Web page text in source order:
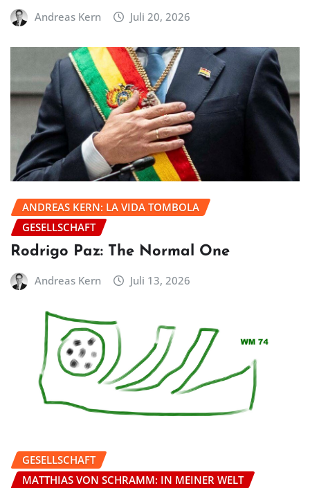
Andreas Kern Juli 20, 2026
ANDREAS KERN: LA VIDA TOMBOLA
GESELLSCHAFT
Rodrigo Paz: The Normal One
Andreas Kern Juli 13, 2026
GESELLSCHAFT
MATTHIAS VON SCHRAMM: IN MEINER WELT